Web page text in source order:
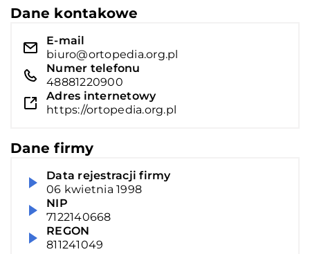
Dane kontakowe
E-mail
biuro@ortopedia.org.pl
Numer telefonu
48881220900
Adres internetowy
https://ortopedia.org.pl
Dane firmy
Data rejestracji firmy
06 kwietnia 1998
NIP
7122140668
REGON
811241049